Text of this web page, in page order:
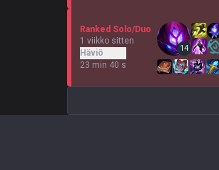
Ranked Solo/Duo
1 viikko sitten
Häviö
23 min 40 s
14